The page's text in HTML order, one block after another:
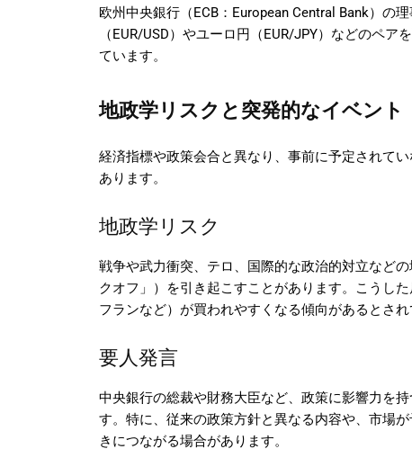
欧州中央銀行（ECB：European Central Bank）の
（EUR/USD）やユーロ円（EUR/JPY）などのペ
ています。
地政学リスクと突発的なイベント
経済指標や政策会合と異なり、事前に予定されて
あります。
地政学リスク
戦争や武力衝突、テロ、国際的な政治的対立など
クオフ」）を引き起こすことがあります。こうし
フランなど）が買われやすくなる傾向があるとさ
要人発言
中央銀行の総裁や財務大臣など、政策に影響力を
す。特に、従来の政策方針と異なる内容や、市場
きにつながる場合があります。